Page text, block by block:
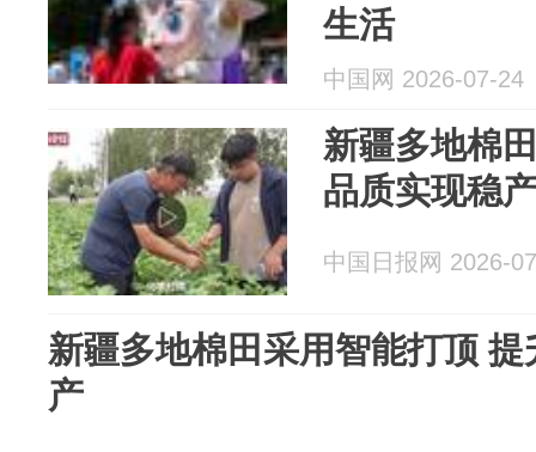
生活
中国网 2026-07-24
新疆多地棉
品质实现稳
中国日报网 2026-
新疆多地棉田采用智能打顶
产